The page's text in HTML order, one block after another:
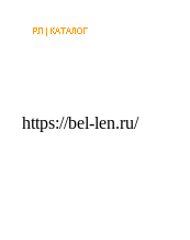
https://bel-len.ru/